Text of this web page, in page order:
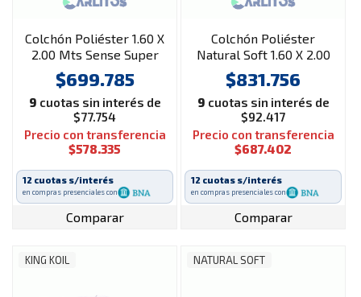
Colchón Poliéster 1.60 X
2.00 Mts Sense Super
Pillow
$699.785
9 cuotas sin interés de
$77.754
Precio con transferencia
$578.335
12 cuotas s/interés
en compras presenciales con
Comparar
Colchón Poliéster
Natural Soft 1.60 X 2.00
Mts Select Euro Pillow
$831.756
9 cuotas sin interés de
$92.417
Precio con transferencia
$687.402
12 cuotas s/interés
en compras presenciales con
Comparar
KING KOIL NATURAL SOFT